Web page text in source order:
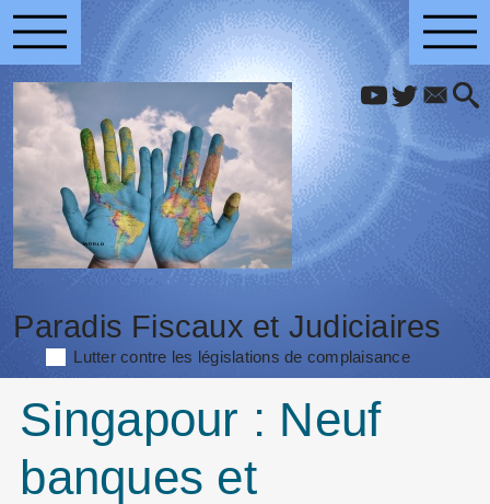
Paradis Fiscaux et Judiciaires
Lutter contre les législations de complaisance
Singapour : Neuf
banques et